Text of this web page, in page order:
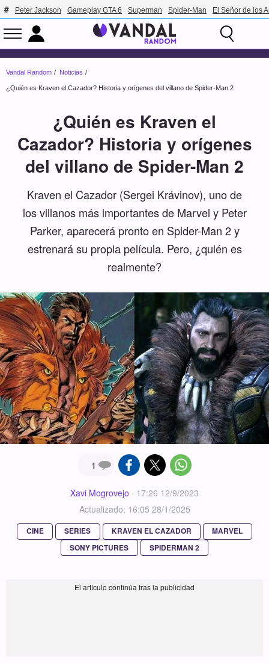
Peter Jackson Gameplay GTA 6 Superman Spider-Man El Señor de los
Vandal Random Noticias
¿Quién es Kraven el Cazador? Historia y orígenes del villano de Spider-Man 2
¿Quién es Kraven el
Cazador? Historia y orígenes
del villano de Spider-Man 2
Kraven el Cazador (Sergei Krávinov), uno de
los villanos más importantes de Marvel y Peter
Parker, aparecerá pronto en Spider-Man 2 y
estrenará su propia película. Pero, ¿quién es
realmente?
1
Xavi Mogrovejo · 17:26 12/9/2023
Actualizado: 16:05 28/1/2025
CINE SERIES KRAVEN EL CAZADOR
MARVEL
SONY PICTURES
SPIDERMAN 2